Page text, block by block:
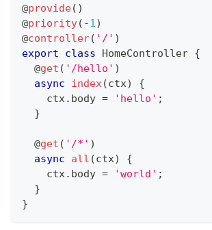
@provide( )
@priority( -1)
@controller( '/' )
export
class HomeController {
@get ( '/hello' )
async
index(ctx)
{
    ctx
. body = 'hello' ;
}
@get ( '/*' )
async
all (ctx)
{
    ctx
. body = 'world' ;
}
}